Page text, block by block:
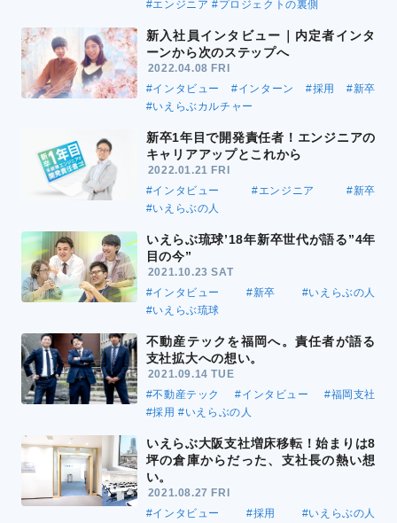
#エンジニア #プロジェクトの裏側
新入社員インタビュー｜内定者インタ
ーンから次のステップへ
2022.04.08 FRI
#インタビュー
#インターン #採用
#新卒
#いえらぶカルチャー
新卒1年目で開発責任者！エンジニアの
キャリアアップとこれから
2022.01.21 FRI
#インタビュー
#エンジニア
#新卒
#いえらぶの人
いえらぶ琉球’18年新卒世代が語る”4年
目の今”
2021.10.23 SAT
#インタビュー
#新卒
#いえらぶの人
#いえらぶ琉球
不動産テックを福岡へ。責任者が語る
支社拡大への想い。
2021.09.14 TUE
#不動産テック
#インタビュー
#福岡支社
#採用 #いえらぶの人
いえらぶ大阪支社増床移転！始まりは8
坪の倉庫からだった、支社長の熱い想
い。
2021.08.27 FRI
#インタビュー
#採用
#いえらぶの人